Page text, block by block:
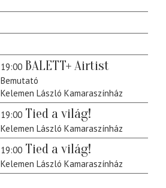
19:00 BALETT+ Airtist
Bemutató
Kelemen László Kamaraszínház
19:00 Tied a világ!
Kelemen László Kamaraszínház
19:00 Tied a világ!
Kelemen László Kamaraszínház